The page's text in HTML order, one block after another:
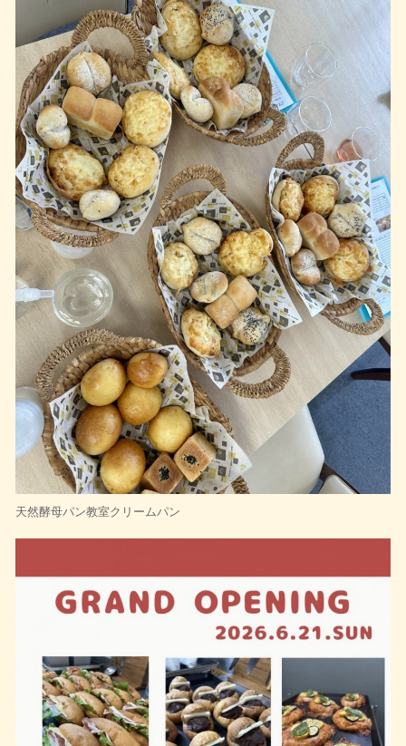
天然酵母パン教室クリームパン